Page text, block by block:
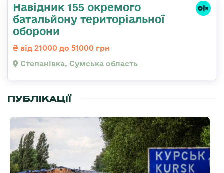
Навідник 155 окремого
батальйону територіальної
оборони
від 21000 до 51000 грн
Степанівка, Сумська область
ПУБЛІКАЦІЇ